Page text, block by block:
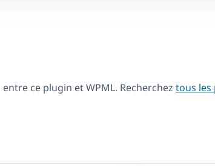
ce plugin et WPML. Recherchez tous les